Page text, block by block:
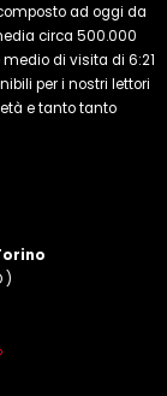
ad oggi da
circa 500.000
di visita di 6:21
per i nostri lettori
e tanto tanto
)